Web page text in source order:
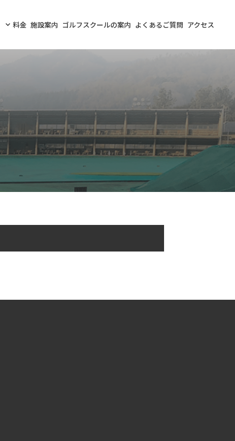
料金 施設案内 ゴルフスクールの案内 よくあるご質問 アクセス